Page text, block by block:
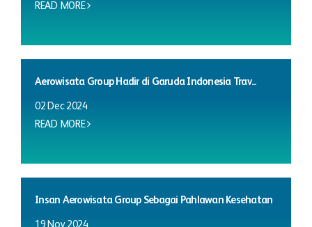
READ MORE
Aerowisata Group Hadir di Garuda Indonesia Trav...
02 Dec 2024
READ MORE
Insan Aerowisata Group Sebagai Pahlawan Kesehatan
19 Nov 2024